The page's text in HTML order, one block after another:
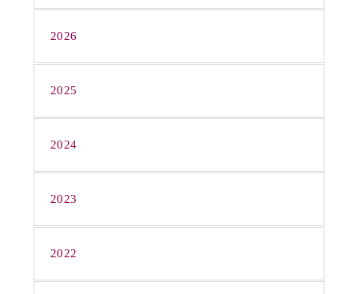
2026
2025
2024
2023
2022